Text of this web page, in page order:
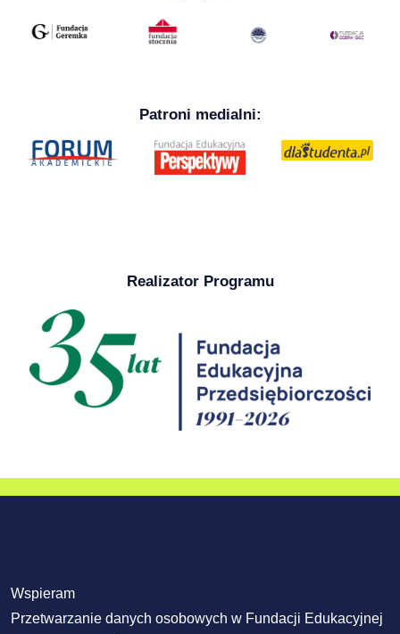
Patroni medialni:
Realizator Programu
Wspieram
Przetwarzanie danych osobowych w Fundacji Edukacyjnej